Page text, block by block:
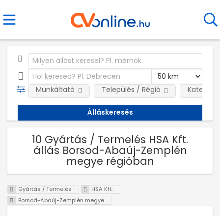
Munkáltató Település / Régió
10 Gyártás / Termelés HSA Kft.
állás Borsod-Abaúj-Zemplén
megye régióban
Gyártás / Termelés
HSA Kft.
Borsod-Abaúj-Zemplén megye